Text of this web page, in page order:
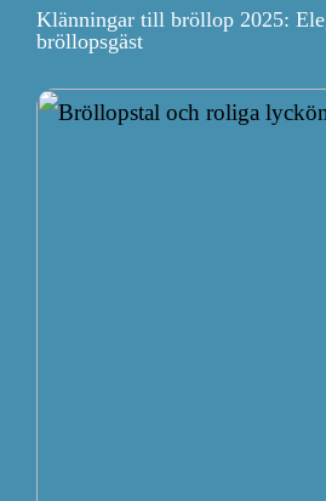
Klänningar till bröllop 2025:
bröllopsgäst